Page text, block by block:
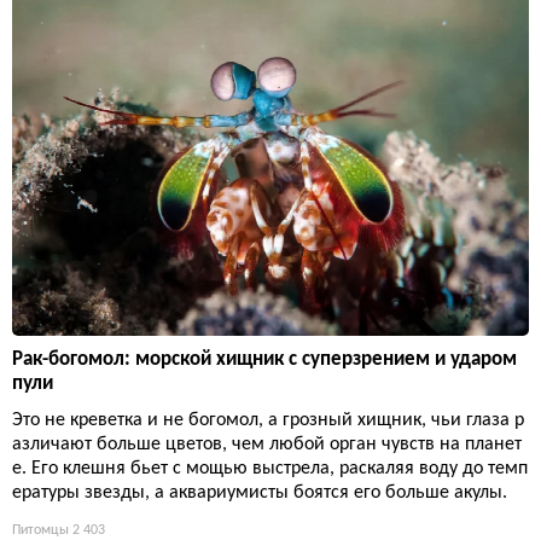
Рак-богомол: морской хищник с суперзрением и ударом
пули
Это не креветка и не богомол, а грозный хищник, чьи глаза р
азличают больше цветов, чем любой орган чувств на планет
е. Его клешня бьет с мощью выстрела, раскаляя воду до темп
ературы звезды, а аквариумисты боятся его больше акулы.
Питомцы 2 403